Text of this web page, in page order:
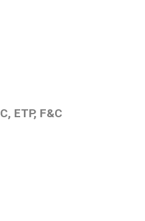
ETP, F&C